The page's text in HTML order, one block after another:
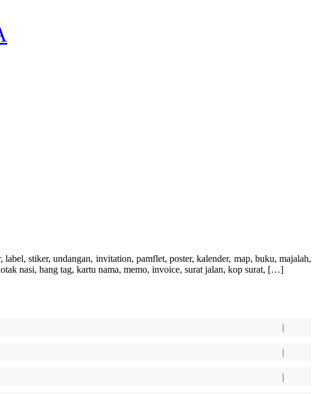
stiker, undangan, invitation, pamflet, poster, kalender, map, buku, majalah,
nasi, hang tag, kartu nama, memo, invoice, surat jalan, kop surat, […]